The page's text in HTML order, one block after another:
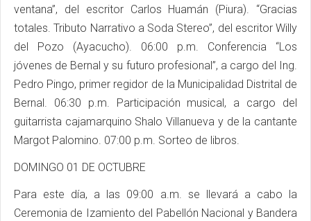
ventana”, del escritor Carlos Huamán (Piura). “Gracias
totales. Tributo Narrativo a Soda Stereo”, del escritor Willy
del Pozo (Ayacucho). 06:00 p.m. Conferencia “Los
jóvenes de Bernal y su futuro profesional”, a cargo del Ing.
Pedro Pingo, primer regidor de la Municipalidad Distrital de
Bernal. 06:30 p.m. Participación musical, a cargo del
guitarrista cajamarquino Shalo Villanueva y de la cantante
Margot Palomino. 07:00 p.m. Sorteo de libros.
DOMINGO 01 DE OCTUBRE
Para este día, a las 09:00 a.m. se llevará a cabo la
Ceremonia de Izamiento del Pabellón Nacional y Bandera